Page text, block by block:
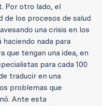
Por otro lado, el
de los procesos de salud
una crisis en los
nada para
que tengan una idea, en
para cada 100
traducir en una
problemas que
Ante esta